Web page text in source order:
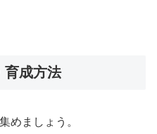
育成方法
めましょう。